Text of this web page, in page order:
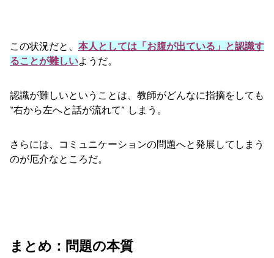
この状況だと、 本人としては「お腹が出ている」と認識す
ることが難しいようだ。
認識が難しいということは、教師がどんなに指摘をしても
“右から左へと話が流れて” しまう。
さらには、コミュニケーションの問題へと発展してしまう
のが厄介なところだ。
まとめ：問題の本質